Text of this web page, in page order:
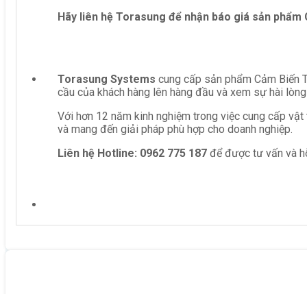
Hãy liên hệ Torasung để nhận báo giá sản phẩm
Torasung Systems cung cấp sản phẩm Cảm Biến
cầu của khách hàng lên hàng đầu và xem sự hài
Với hơn 12 năm kinh nghiệm trong việc cung cấp
và mang đến giải pháp phù hợp cho doanh nghiệp.
Liên hệ Hotline: 0962 775 187 để được tư vấn và